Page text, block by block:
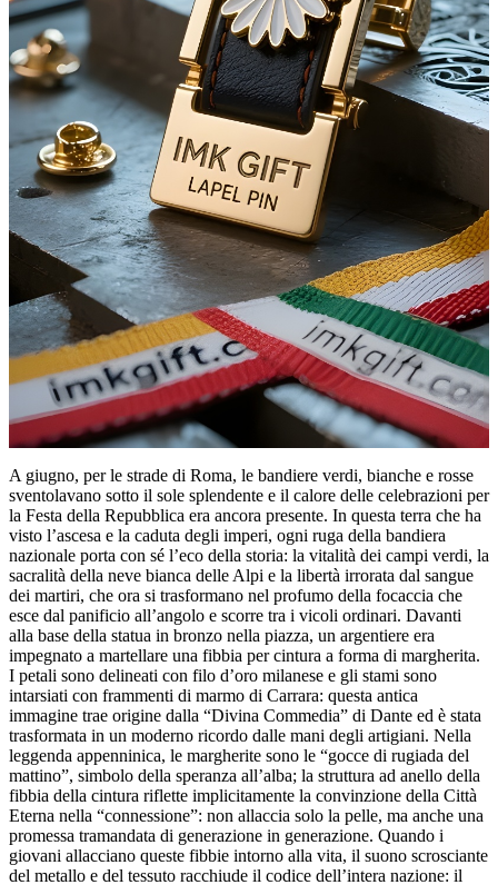
A giugno, per le strade di Roma, le bandiere verdi, bianche e rosse
sventolavano sotto il sole splendente e il calore delle celebrazioni per
la Festa della Repubblica era ancora presente. In questa terra che ha
visto l’ascesa e la caduta degli imperi, ogni ruga della bandiera
nazionale porta con sé l’eco della storia: la vitalità dei campi verdi, la
sacralità della neve bianca delle Alpi e la libertà irrorata dal sangue
dei martiri, che ora si trasformano nel profumo della focaccia che
esce dal panificio all’angolo e scorre tra i vicoli ordinari. Davanti
alla base della statua in bronzo nella piazza, un argentiere era
impegnato a martellare una fibbia per cintura a forma di margherita.
I petali sono delineati con filo d’oro milanese e gli stami sono
intarsiati con frammenti di marmo di Carrara: questa antica
immagine trae origine dalla “Divina Commedia” di Dante ed è stata
trasformata in un moderno ricordo dalle mani degli artigiani. Nella
leggenda appenninica, le margherite sono le “gocce di rugiada del
mattino”, simbolo della speranza all’alba; la struttura ad anello della
fibbia della cintura riflette implicitamente la convinzione della Città
Eterna nella “connessione”: non allaccia solo la pelle, ma anche una
promessa tramandata di generazione in generazione. Quando i
giovani allacciano queste fibbie intorno alla vita, il suono scrosciante
del metallo e del tessuto racchiude il codice dell’intera nazione: il